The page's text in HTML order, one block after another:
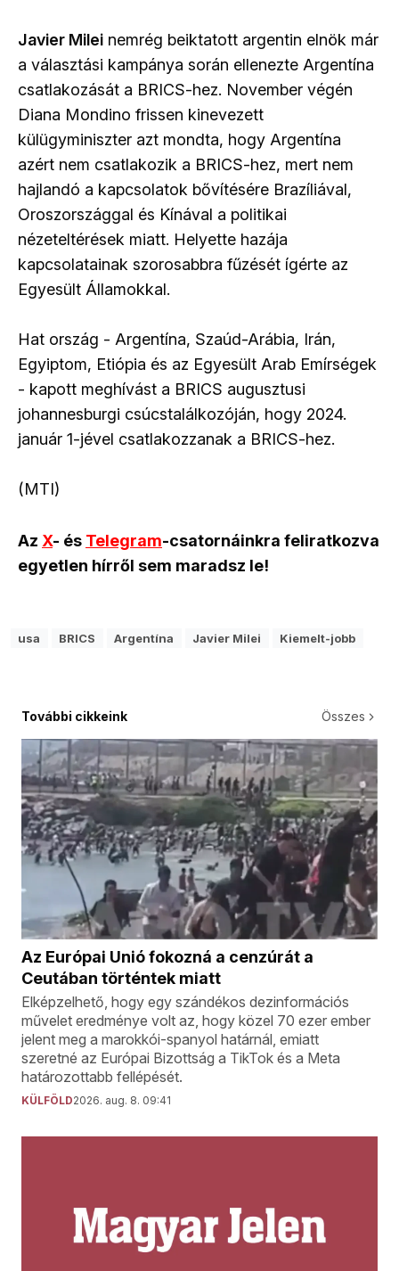
Javier Milei nemrég beiktatott argentin elnök már
a választási kampánya során ellenezte Argentína
csatlakozását a BRICS-hez. November végén
Diana Mondino frissen kinevezett
külügyminiszter azt mondta, hogy Argentína
azért nem csatlakozik a BRICS-hez, mert nem
hajlandó a kapcsolatok bővítésére Brazíliával,
Oroszországgal és Kínával a politikai
nézeteltérések miatt. Helyette hazája
kapcsolatainak szorosabbra fűzését ígérte az
Egyesült Államokkal.
Hat ország - Argentína, Szaúd-Arábia, Irán,
Egyiptom, Etiópia és az Egyesült Arab Emírségek
- kapott meghívást a BRICS augusztusi
johannesburgi csúcstalálkozóján, hogy 2024.
január 1-jével csatlakozzanak a BRICS-hez.
(MTI)
Az X- és Telegram-csatornáinkra feliratkozva
egyetlen hírről sem maradsz le!
usa BRICS Argentína Javier Milei Kiemelt-jobb
További cikkeink Összes
Az Európai Unió fokozná a cenzúrát a
Ceutában történtek miatt
Elképzelhető, hogy egy szándékos dezinformációs
művelet eredménye volt az, hogy közel 70 ezer ember
jelent meg a marokkói-spanyol határnál, emiatt
szeretné az Európai Bizottság a TikTok és a Meta
határozottabb fellépését.
KÜLFÖLD2026. aug. 8. 09:41